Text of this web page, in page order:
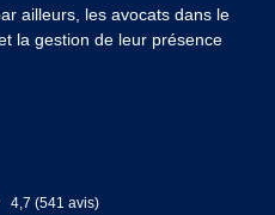
ailleurs, les avocats dans le
la gestion de leur présence
4,7 (541 avis)